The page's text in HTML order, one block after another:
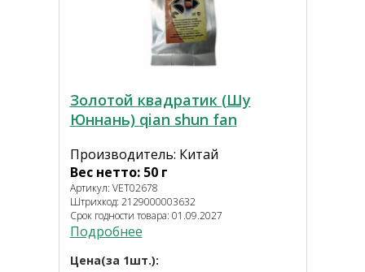
Золотой квадратик (Шу
Юннань) qian shun fan
Производитель: Китай
Вес нетто: 50 г
Артикул: VET02678
Штрихкод: 2129000003632
Срок годности товара: 01.09.2027
Подробнее
Цена(за 1шт.):